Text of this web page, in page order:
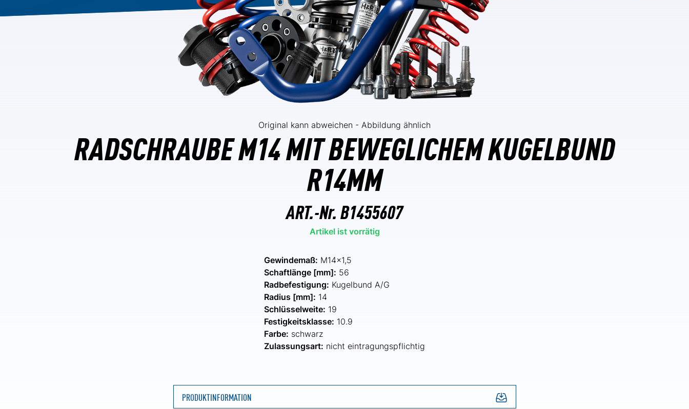
Original kann abweichen - Abbildung ähnlich
RADSCHRAUBE M14 MIT BEWEGLICHEM KUGELBUND
R14MM
ART.-Nr.B1455607
Artikel ist vorrätig
Gewindemaß: M14x1,5
Schaftlänge [mm]: 56
Radbefestigung: Kugelbund A/G
Radius [mm]: 14
Schlüsselweite: 19
Festigkeitsklasse: 10.9
Farbe: schwarz
Zulassungsart: nicht eintragungspflichtig
PRODUKTINFORMATION